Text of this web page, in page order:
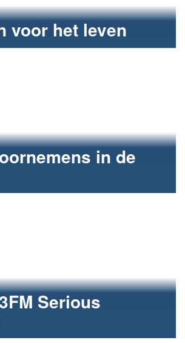
voor het leven
voor onderzoek naar
in de
en gezonde traktatie.
Serious
voor Spieren.